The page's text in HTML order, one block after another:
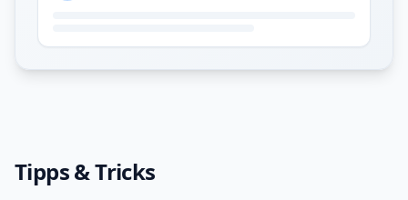
Tipps & Tricks